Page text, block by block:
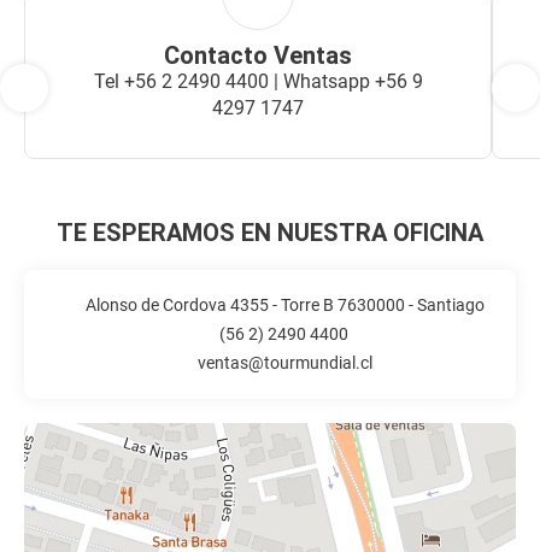
Contacto Ventas
Tel +56 2 2490 4400 | Whatsapp +56 9
4297 1747
TE ESPERAMOS EN NUESTRA OFICINA
Alonso de Cordova 4355 - Torre B 7630000 - Santiago
(56 2) 2490 4400
ventas@tourmundial.cl